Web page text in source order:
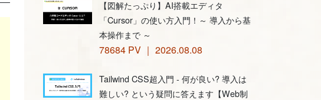
【図解たっぷり】AI搭載エディタ
「Cursor」の使い方入門！～ 導入から基
本操作まで ～
78684 PV ｜ 2026.08.08
Tailwind CSS超入門 - 何が良い? 導入は
難しい? という疑問に答えます【Web制